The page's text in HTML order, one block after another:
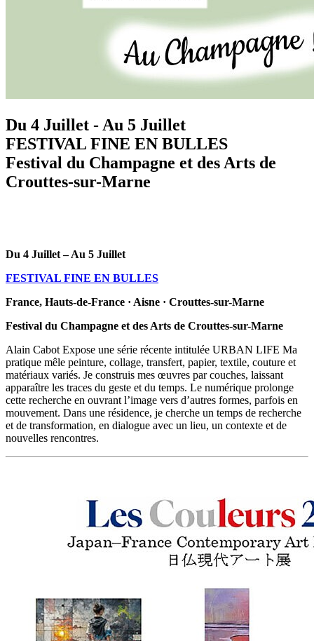
Du 4 Juillet - Au 5 Juillet
FESTIVAL FINE EN BULLES
Festival du Champagne et des Arts de
Crouttes-sur-Marne
Du 4 Juillet – Au 5 Juillet
FESTIVAL FINE EN BULLES
France, Hauts-de-France · Aisne · Crouttes-sur-Marne
Festival du Champagne et des Arts de Crouttes-sur-Marne
Alain Cabot Expose une série récente intitulée URBAN LIFE Ma
pratique mêle peinture, collage, transfert, papier, textile, couture et
matériaux variés. Je construis mes œuvres par couches, laissant
apparaître les traces du geste et du temps. Le numérique prolonge
cette recherche en ouvrant l’image vers d’autres formes, parfois en
mouvement. Dans une résidence, je cherche un temps de recherche
et de transformation, en dialogue avec un lieu, un contexte et de
nouvelles rencontres.